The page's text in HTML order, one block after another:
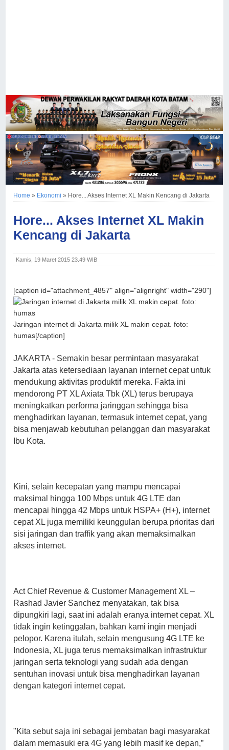
Home » Ekonomi » Hore... Akses Internet XL Makin Kencang di Jakarta
Hore... Akses Internet XL Makin
Kencang di Jakarta
Kamis, 19 Maret 2015 23.49 WIB
[caption id="attachment_4857" align="alignright" width="290"]
Jaringan internet di Jakarta milik XL makin cepat. foto:
humas[/caption]
JAKARTA - Semakin besar permintaan masyarakat
Jakarta atas ketersediaan layanan internet cepat untuk
mendukung aktivitas produktif mereka. Fakta ini
mendorong PT XL Axiata Tbk (XL) terus berupaya
meningkatkan performa jaringgan sehingga bisa
menghadirkan layanan, termasuk internet cepat, yang
bisa menjawab kebutuhan pelanggan dan masyarakat
Ibu Kota.
Kini, selain kecepatan yang mampu mencapai
maksimal hingga 100 Mbps untuk 4G LTE dan
mencapai hingga 42 Mbps untuk HSPA+ (H+), internet
cepat XL juga memiliki keunggulan berupa prioritas dari
sisi jaringan dan traffik yang akan memaksimalkan
akses internet.
Act Chief Revenue & Customer Management XL –
Rashad Javier Sanchez menyatakan, tak bisa
dipungkiri lagi, saat ini adalah eranya internet cepat. XL
tidak ingin ketinggalan, bahkan kami ingin menjadi
pelopor. Karena itulah, selain mengusung 4G LTE ke
Indonesia, XL juga terus memaksimalkan infrastruktur
jaringan serta teknologi yang sudah ada dengan
sentuhan inovasi untuk bisa menghadirkan layanan
dengan kategori internet cepat.
"Kita sebut saja ini sebagai jembatan bagi masyarakat
dalam memasuki era 4G yang lebih masif ke depan,”